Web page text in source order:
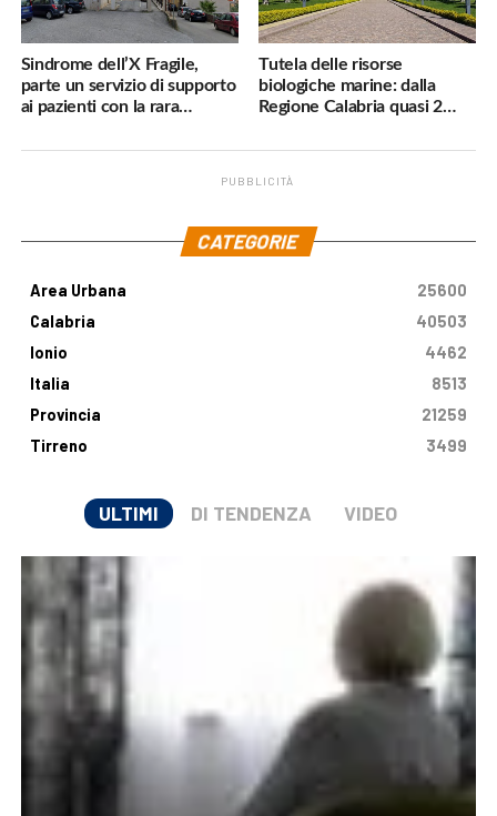
Sindrome dell’X Fragile,
parte un servizio di supporto
ai pazienti con la rara
Tutela delle risorse
biologiche marine: dalla
Regione Calabria quasi 2
PUBBLICITÀ
CATEGORIE
Area Urbana
25600
Calabria
40503
Ionio
4462
Italia
8513
Provincia
21259
Tirreno
3499
ULTIMI DI TENDENZA VIDEO